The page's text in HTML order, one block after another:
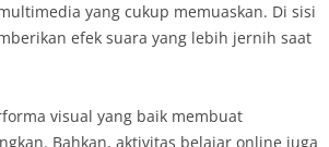
yang cukup memuaskan. Di sisi
efek suara yang lebih jernih saat
visual yang baik membuat
Bahkan, aktivitas belajar online juga